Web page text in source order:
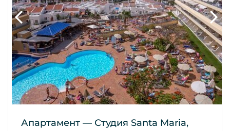
Апартамент — Студия Santa Maria,